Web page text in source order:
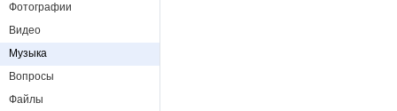
Фотографии
Видео
Музыка
Вопросы
Файлы